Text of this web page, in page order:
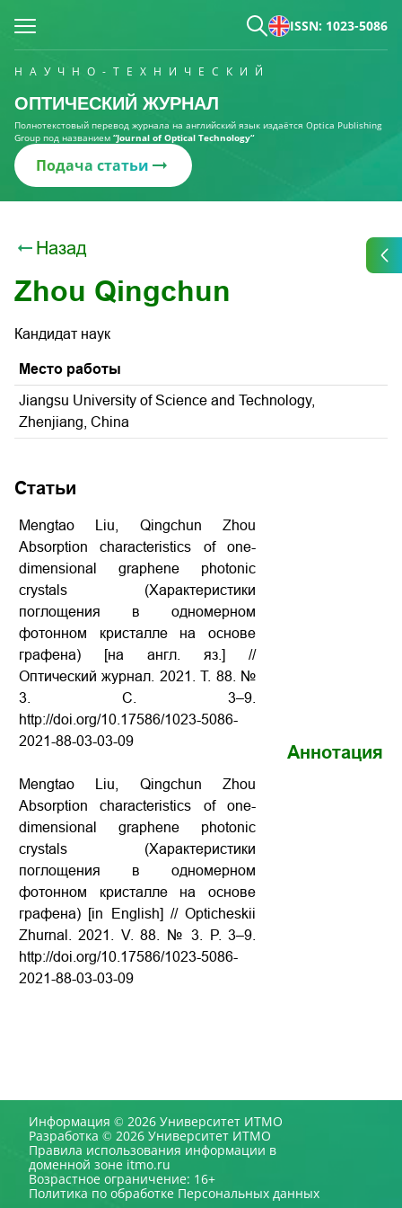
ISSN: 1023-5086
НАУЧНО-ТЕХНИЧЕСКИЙ
ОПТИЧЕСКИЙ ЖУРНАЛ
Полнотекстовый перевод журнала на английский язык издаётся Optica Publishing
Group под названием “Journal of Optical Technology“
Подача статьи
Назад
Zhou Qingchun
Кандидат наук
Место работы
Jiangsu University of Science and Technology,
Zhenjiang, China
Статьи
Mengtao Liu, Qingchun Zhou
Absorption characteristics of one-
dimensional graphene photonic
crystals (Характеристики
поглощения в одномерном
фотонном кристалле на основе
графена) [на англ. яз.] //
Оптический журнал. 2021. Т. 88. №
3. С. 3–9.
http://doi.org/10.17586/1023-5086-
2021-88-03-03-09
Mengtao Liu, Qingchun Zhou
Absorption characteristics of one-
dimensional graphene photonic
crystals (Характеристики
поглощения в одномерном
фотонном кристалле на основе
графена) [in English] // Opticheskii
Zhurnal. 2021. V. 88. № 3. P. 3–9.
http://doi.org/10.17586/1023-5086-
2021-88-03-03-09
Аннотация
Информация © 2026 Университет ИТМО
Разработка © 2026 Университет ИТМО
Правила использования информации в
доменной зоне itmo.ru
Возрастное ограничение: 16+
Политика по обработке Персональных данных